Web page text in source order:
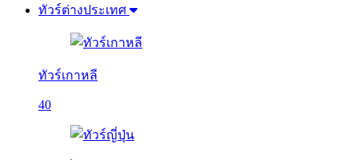
ทัวร์ต่างประเทศ
ทัวร์เกาหลี
40